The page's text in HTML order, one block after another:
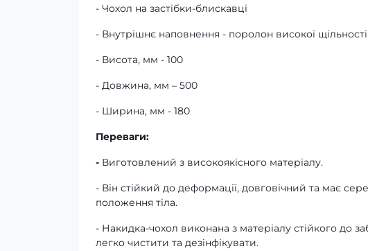
- Чохол на застібки-блискавці
- Внутрішнє наповнення - поролон високої щільності
- Висота, мм - 100
- Довжина, мм – 500
- Ширина, мм - 180
Переваги:
- Виготовлений з високоякісного матеріалу.
- Він стійкий до деформації, довговічний та має
положення тіла.
- Накидка-чохол виконана з матеріалу стійкого до
легко чистити та дезінфікувати.